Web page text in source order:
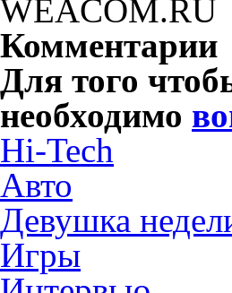
Комментарии
Для того
необходимо
Hi-Tech
Авто
Девушка
Игры